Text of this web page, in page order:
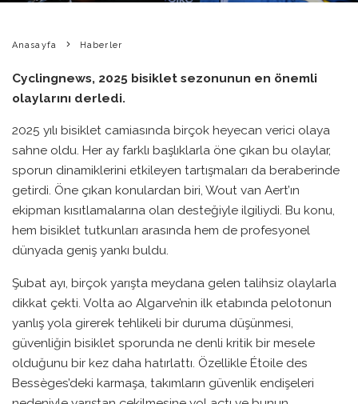
Anasayfa Haberler
Cyclingnews, 2025 bisiklet sezonunun en önemli
olaylarını derledi.
2025 yılı bisiklet camiasında birçok heyecan verici olaya
sahne oldu. Her ay farklı başlıklarla öne çıkan bu olaylar,
sporun dinamiklerini etkileyen tartışmaları da beraberinde
getirdi. Öne çıkan konulardan biri, Wout van Aert’ın
ekipman kısıtlamalarına olan desteğiyle ilgiliydi. Bu konu,
hem bisiklet tutkunları arasında hem de profesyonel
dünyada geniş yankı buldu.
Şubat ayı, birçok yarışta meydana gelen talihsiz olaylarla
dikkat çekti. Volta ao Algarve’nin ilk etabında pelotonun
yanlış yola girerek tehlikeli bir duruma düşünmesi,
güvenliğin bisiklet sporunda ne denli kritik bir mesele
olduğunu bir kez daha hatırlattı. Özellikle Étoile des
Bessèges’deki karmaşa, takımların güvenlik endişeleri